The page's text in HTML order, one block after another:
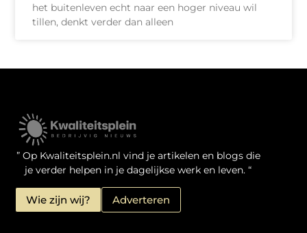
het buitenleven echt naar een hoger niveau wil
tillen, denkt verder dan alleen
” Op Kwaliteitsplein.nl vind je artikelen en blogs die
je verder helpen in je dagelijkse werk en leven. “
Wie zijn wij? Adverteren